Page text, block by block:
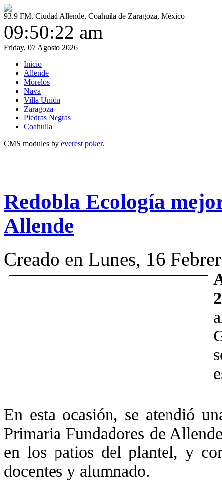
93.9 FM. Ciudad Allende, Coahuila de Zaragoza, México
09:50:22 am
Friday, 07 Agosto 2026
Inicio
Allende
Morelos
Nava
Villa Unión
Zaragoza
Piedras Negras
Coahuila
CMS modules by everest poker.
Redobla Ecología
Allende
Creado en Lunes, 16
En esta ocasión, se atendió
Primaria Fundadores de
en los patios del plantel, y
docentes y alumnado.